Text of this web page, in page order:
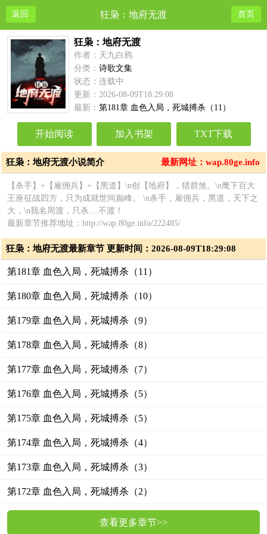
返回 狂枭：地府无渡 首页
狂枭：地府无渡
作者：天九白鸦
分类：诗歌文集
状态：连载中
更新：2026-08-09T18:29:08
最新：第181章 血色入局，死城搏杀（11）
开始阅读 加入书架 TXT下载
最新网址：wap.80ge.info
狂枭：地府无渡小说简介
【杀手】+【雇佣兵】+【黑道】\n创【地府】，猎群煞。\n麾下百大
王座征战四方，只为成就世间巅峰。 \n杀手，雇佣兵，黑道，天下之
大，\n我名周渡，只杀....不渡！
最新章节推荐地址：http://wap.80ge.info/222485/
狂枭：地府无渡最新章节 更新时间：2026-08-09T18:29:08
第181章 血色入局，死城搏杀（11）
第180章 血色入局，死城搏杀（10）
第179章 血色入局，死城搏杀（9）
第178章 血色入局，死城搏杀（8）
第177章 血色入局，死城搏杀（7）
第176章 血色入局，死城搏杀（5）
第175章 血色入局，死城搏杀（5）
第174章 血色入局，死城搏杀（4）
第173章 血色入局，死城搏杀（3）
第172章 血色入局，死城搏杀（2）
查看更多章节>>